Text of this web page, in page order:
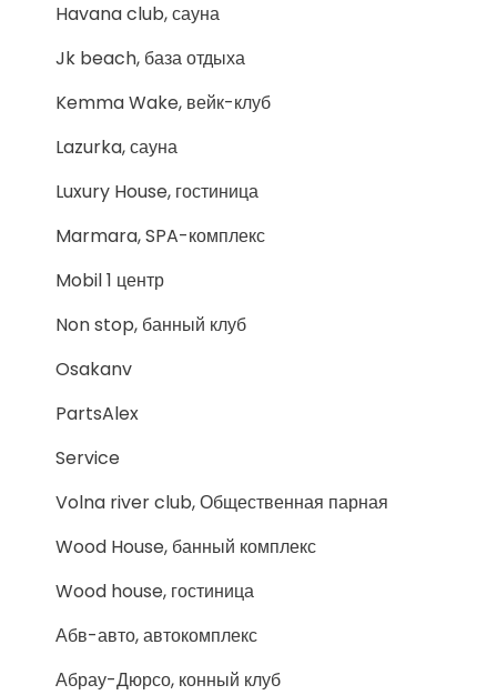
Havana club, сауна
Jk beach, база отдыха
Kemma Wake, вейк-клуб
Lazurka, сауна
Luxury House, гостиница
Marmara, SPA-комплекс
Mobil 1 центр
Non stop, банный клуб
Osakanv
PartsAlex
Service
Volna river club, Общественная парная
Wood House, банный комплекс
Wood house, гостиница
Абв-авто, автокомплекс
Абрау-Дюрсо, конный клуб